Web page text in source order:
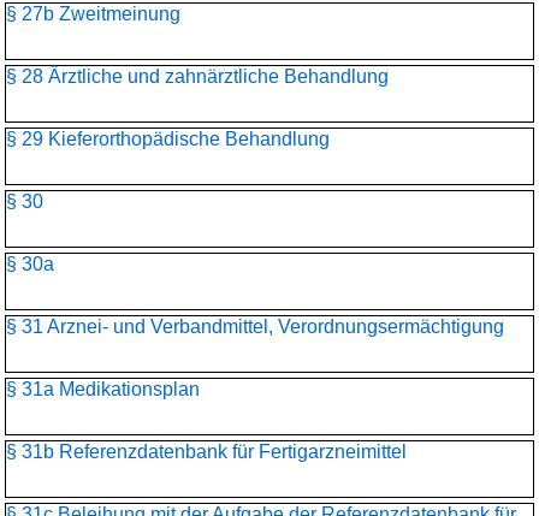
§ 27b Zweitmeinung
§ 28 Ärztliche und zahnärztliche Behandlung
§ 29 Kieferorthopädische Behandlung
§ 30
§ 30a
§ 31 Arznei- und Verbandmittel, Verordnungsermächtigung
§ 31a Medikationsplan
§ 31b Referenzdatenbank für Fertigarzneimittel